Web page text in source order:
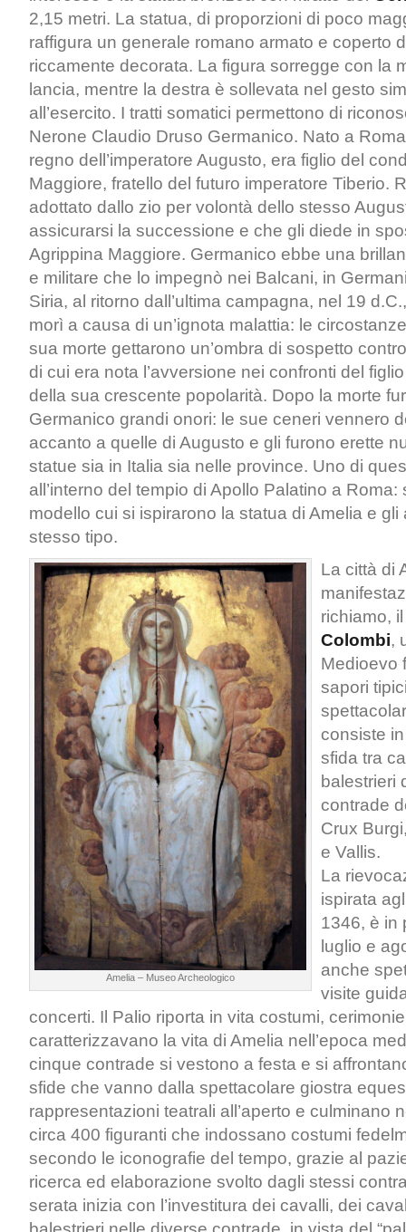
2,15 metri. La statua, di proporzioni di poco
raffigura un generale romano armato e coperto
riccamente decorata. La figura sorregge con la
lancia, mentre la destra è sollevata nel gesto
all’esercito. I tratti somatici permettono di
Nerone Claudio Druso Germanico. Nato a
regno dell’imperatore Augusto, era figlio del
Maggiore, fratello del futuro imperatore Tiberio.
adottato dallo zio per volontà dello stesso
assicurarsi la successione e che gli diede in
Agrippina Maggiore. Germanico ebbe una
e militare che lo impegnò nei Balcani, in
Siria, al ritorno dall’ultima campagna, nel 19
morì a causa di un’ignota malattia: le
sua morte gettarono un’ombra di sospetto
di cui era nota l’avversione nei confronti del
della sua crescente popolarità. Dopo la morte
Germanico grandi onori: le sue ceneri vennero
accanto a quelle di Augusto e gli furono erette
statue sia in Italia sia nelle province. Uno di
all’interno del tempio di Apollo Palatino a Roma:
modello cui si ispirarono la statua di Amelia e gli
stesso tipo.
Amelia – Museo Archeologico
La città di
richiamo,
Colombi,
Medioevo
sapori
consiste
sfida tra
balestrieri
contrade
Crux
e Vallis.
La
ispirata
1346, è in
luglio e
anche
visite
concerti. Il Palio riporta in vita costumi,
caratterizzavano la vita di Amelia nell’epoca
cinque contrade si vestono a festa e si
sfide che vanno dalla spettacolare giostra
rappresentazioni teatrali all’aperto e culminano
circa 400 figuranti che indossano costumi
secondo le iconografie del tempo, grazie al
ricerca ed elaborazione svolto dagli stessi
serata inizia con l’investitura dei cavalli, dei